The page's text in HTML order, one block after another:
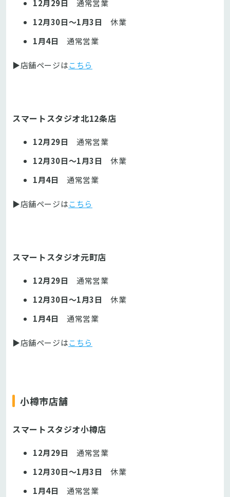
12月29日
通常営業
12月30日～1月3日
休業
1月4日
通常営業
▶店舗ページはこちら
スマートスタジオ北12条店
12月29日
通常営業
12月30日～1月3日
休業
1月4日
通常営業
▶店舗ページはこちら
スマートスタジオ元町店
12月29日
通常営業
12月30日～1月3日
休業
1月4日
通常営業
▶店舗ページはこちら
小樽市店舗
スマートスタジオ小樽店
12月29日
通常営業
12月30日～1月3日
休業
1月4日
通常営業